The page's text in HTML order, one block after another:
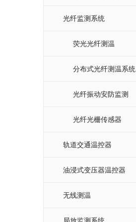
光纤监测系统
荧光光纤测温
分布式光纤测温系统
光纤振动安防监测
光纤光栅传感器
轨道交通温控器
油浸式变压器温控器
无线测温